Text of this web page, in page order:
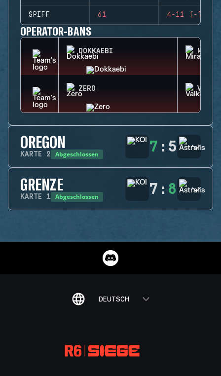
SPIFF 61 4-11 (-7)
OPERATOR-BANS
DOKKAEBI MIRA
ZERO
OREGON
KARTE 2 Abgeschlossen 7 : 5
GRENZE
KARTE 1 Abgeschlossen 7 : 8
DEUTSCH